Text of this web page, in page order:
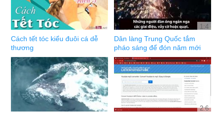
Cách tết tóc kiểu đuôi cá dễ
thương
1:4
Dân làng Trung Quốc tắm
pháo sáng để đón năm mới
2:6